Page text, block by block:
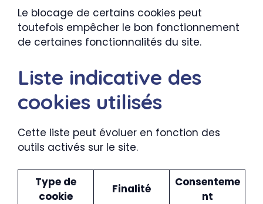
Le blocage de certains cookies peut
toutefois empêcher le bon fonctionnement
de certaines fonctionnalités du site.
Liste indicative des
cookies utilisés
Cette liste peut évoluer en fonction des
outils activés sur le site.
Type de
cookie
Finalité
Consenteme
nt